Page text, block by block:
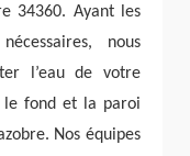
34360. Ayant les
nous
l’eau de votre
le fond et la paroi
Nos équipes